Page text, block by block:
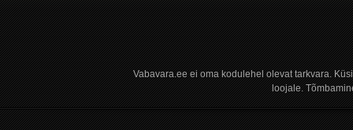
Vabavara.ee ei oma kodulehel olevat tarkvara.
loojale.